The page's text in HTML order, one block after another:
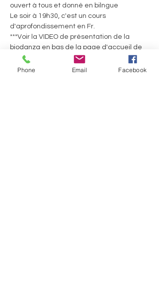
ouvert à tous et donné en bilngue
Le soir à 19h30, c'est un cours
d'aprofondissement en Fr.
***Voir la VIDEO de présentation de la
biodanza en bas de la page d'accueil de
ce site! ainsi que l'article sur la Biodanza***
Tarifs:
Phone Email Facebook